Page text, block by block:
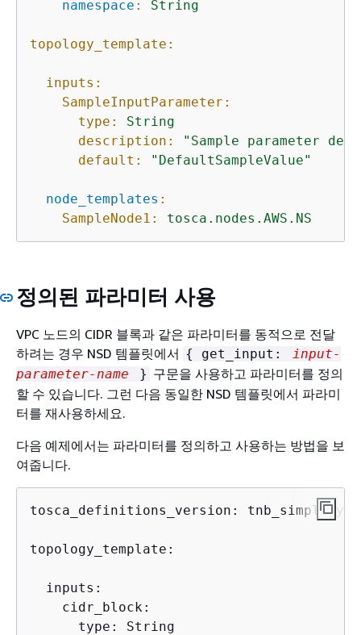
namespace : String
topology_template:
inputs:
SampleInputParameter:
type:
String
description:
"Sample parameter
default:
"DefaultSampleValue"
node_templates :
SampleNode1:
tosca.nodes.AWS.NS
정의된 파라미터 사용
VPC 노드의 CIDR 블록과 같은 파라미터를 동적으로 전달
하려는 경우 NSD 템플릿에서 { get_input:
input-
parameter-name
} 구문을 사용하고 파라미터를 정의
할 수 있습니다. 그런 다음 동일한 NSD 템플릿에서 파라미
터를 재사용하세요.
다음 예제에서는 파라미터를 정의하고 사용하는 방법을 보
여줍니다.
tosca_definitions_version:
topology_template:
  inputs:
    cidr_block:
      type: String